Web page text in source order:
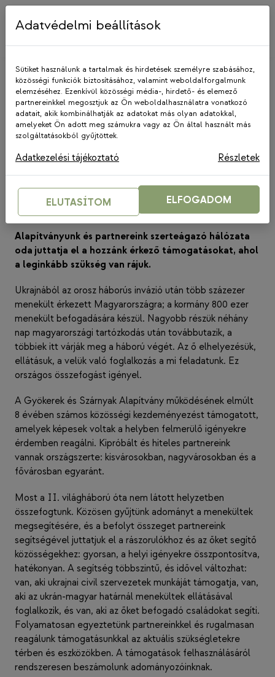
Skip
HÍREK| GYSZA
Krízisalap az Ukrajnából
menekültekért: ott segítünk,
ahol leginkább kell
2022. március 21.
Alapítványunk és partnereink szerteágazó hálózata
oda juttatja el a hozzánk érkező támogatásokat, ahol
a leginkább szükség van rájuk.
Ukrajnából az orosz háborús invázió után több százezer
menekült érkezett Magyarországra; a kormány 800 ezer
menekült befogadására készül. Nagyobb részük néhány
nap magyarországi tartózkodás után továbbutazik, a
többiek itt várják meg a háború végét. Az ő elhelyezésük,
ellátásuk, a velük való foglalkozás a mi feladatunk. Ez
országos összefogást igényel.
A Gyökerek és Szárnyak Alapítvány működésének elmúlt
8 évében számos közösségi kezdeményezést támogatott,
amelyek képesek voltak a helyben felmerülő igényekre
érdemben reagálni. Kipróbált és hiteles partnereink
vannak országszerte: kisvárosokban, nagyvárosokban és a
fővárosban egyaránt.
Most a II. világháború óta nem látott helyzetben
összefogtunk. Közösen gyűjtünk adományt a menekültek
megsegítésére, és a befolyt összeget partnereink
segítségével juttatjuk el a rászorulókhoz és az őket segítő
közösségekhez: gyorsan, a helyi igényekre összpontosítva,
hatékonyan. A segítség többszintű, és idővel változhat:
van, aki ukrajnai civil szervezetek munkáját támogatja, van,
aki az ukrán-magyar határnál menekültek ellátásával
foglalkozik, és van, aki az őket befogadó családokat segíti.
Folyamatosan egyeztetünk partnereinkkel és rugalmasan
reagálunk támogatásunkkal az aktuális szükségletekre
térben és eszközökben. A támogatások felhasználásáról
rendszeresen beszámolunk adományozóinknak.
Adatvédelmi beállítások
Sütiket használunk a tartalmak és hirdetések személyre szabásához,
közösségi funkciók biztosításához, valamint weboldalforgalmunk
elemzéséhez. Ezenkívül közösségi média-, hirdető- és elemező
partnereinkkel megosztjuk az Ön weboldalhasználatra vonatkozó
adatait, akik kombinálhatják az adatokat más olyan adatokkal,
amelyeket Ön adott meg számukra vagy az Ön által használt más
szolgáltatásokból gyűjtöttek.
Adatkezelési tájékoztató Részletek
ELUTASÍTOM ELFOGADOM